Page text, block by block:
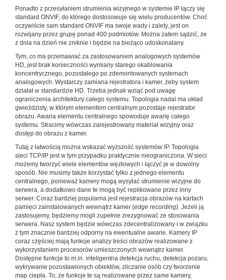
Ponadto z przesyłaniem strumienia wizyjnego w systemie IP łączy się
standard ONVIF, do którego dostosowuje się wielu producentów. Choć
oczywiście sam standard ONVIF ma swoje wady i zalety, jest on
rozwijany przez grupę ponad 400 podmiotów. Można zatem sądzić, że
z dnia na dzień nie zniknie i będzie na bieżąco udoskonalany.
Tym, co ma przemawiać za zastosowaniem analogowych systemów
HD, jest brak konieczności wymiany starego okablowania
koncentrycznego, pozostałego po zdemontowanych systemach
analogowych. Wystarczy zamiana rejestratora i kamer, żeby system
działał w standardzie HD. Trzeba jednak wziąć pod uwagę
ograniczenia architektury całego systemu. Topologia nadal ma układ
gwieździsty, w którym elementem centralnym pozostaje rejestrator
obrazu. Awaria elementu centralnego spowoduje awarię całego
systemu. Stracimy wówczas zarejestrowany materiał wizyjny oraz
dostęp do obrazu z kamer.
Tutaj z łatwością można wskazać wyższość systemów IP. Topologia
sieci TCP/IP jest w tym przypadku praktycznie nieograniczona. W sieci
możemy tworzyć wiele elementów węzłowych i łączyć je w dowolny
sposób. Nie musimy także korzystać tylko z jednego elementu
centralnego, ponieważ kamery mogą wysyłać strumienie wizyjne do
serwera, a dodatkowo dane te mogą być replikowane przez inny
serwer. Coraz bardziej popularna jest rejestracja obrazów na kartach
pamięci zainstalowanych wewnątrz kamer (edge recording). Jeżeli ją
zastosujemy, będziemy mogli zupełnie zrezygnować ze stosowania
serwera. Nasz system będzie wówczas zdecentralizowany i w związku
z tym znacznie bardziej odporny na ewentualne awarie. Kamery IP
coraz częściej mają funkcje analizy treści obrazów realizowane z
wykorzystaniem procesorów umieszczonych wewnątrz kamer.
Dostępne funkcje to m.in. inteligentna detekcja ruchu, detekcja pożaru,
wykrywanie pozostawionych obiektów, zliczanie osób czy tworzenie
map ciepła. To, że funkcje te są realizowane przez same kamery,